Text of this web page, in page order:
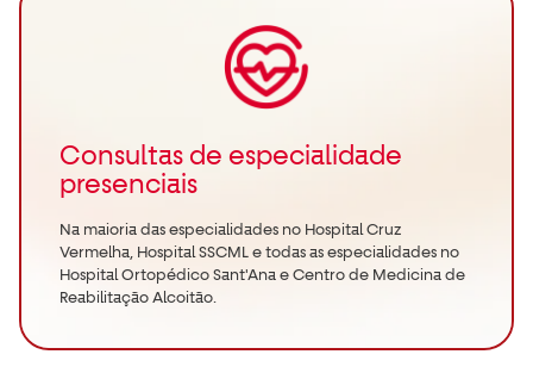
Consultas de especialidade
presenciais
Na maioria das especialidades no Hospital Cruz
Vermelha, Hospital SSCML e todas as especialidades no
Hospital Ortopédico Sant'Ana e Centro de Medicina de
Reabilitação Alcoitão.